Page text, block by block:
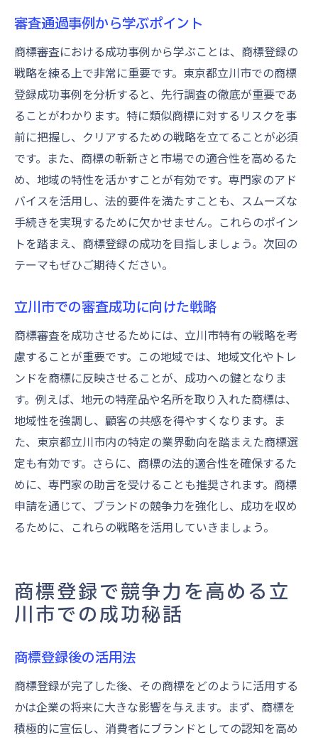
審査通過事例から学ぶポイント
商標審査における成功事例から学ぶことは、商標登録の
戦略を練る上で非常に重要です。東京都立川市での商標
登録成功事例を分析すると、先行調査の徹底が重要であ
ることがわかります。特に類似商標に対するリスクを事
前に把握し、クリアするための戦略を立てることが必須
です。また、商標の斬新さと市場での適合性を高めるた
め、地域の特性を活かすことが有効です。専門家のアド
バイスを活用し、法的要件を満たすことも、スムーズな
手続きを実現するために欠かせません。これらのポイン
トを踏まえ、商標登録の成功を目指しましょう。次回の
テーマもぜひご期待ください。
立川市での審査成功に向けた戦略
商標審査を成功させるためには、立川市特有の戦略を考
慮することが重要です。この地域では、地域文化やトレ
ンドを商標に反映させることが、成功への鍵となりま
す。例えば、地元の特産品や名所を取り入れた商標は、
地域性を強調し、顧客の共感を得やすくなります。ま
た、東京都立川市内の特定の業界動向を踏まえた商標選
定も有効です。さらに、商標の法的適合性を確保するた
めに、専門家の助言を受けることも推奨されます。商標
申請を通じて、ブランドの競争力を強化し、成功を収め
るために、これらの戦略を活用していきましょう。
商標登録で競争力を高める立
川市での成功秘話
商標登録後の活用法
商標登録が完了した後、その商標をどのように活用する
かは企業の将来に大きな影響を与えます。まず、商標を
積極的に宣伝し、消費者にブランドとしての認知を高め